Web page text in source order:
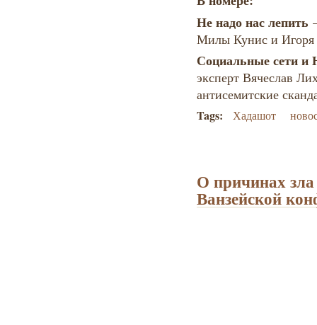
Не надо нас лепить
Милы Кунис и
Социальные сети и
эксперт Вячеслав
антисемитские
Tags: Хадашот
О причинах
Ванзейской